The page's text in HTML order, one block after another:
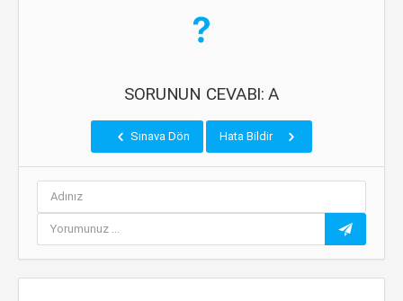
SORUNUN CEVABI: A
Sınava Dön Hata Bildir